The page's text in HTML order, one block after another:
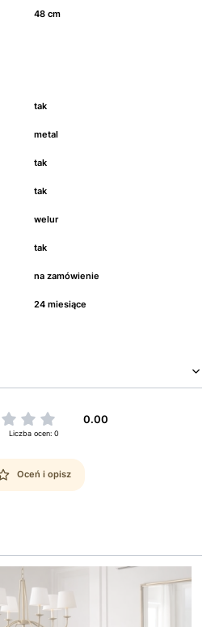
48 cm
tak
metal
tak
tak
welur
tak
na zamówienie
24 miesiące
0.00
Liczba ocen: 0
Oceń i opisz